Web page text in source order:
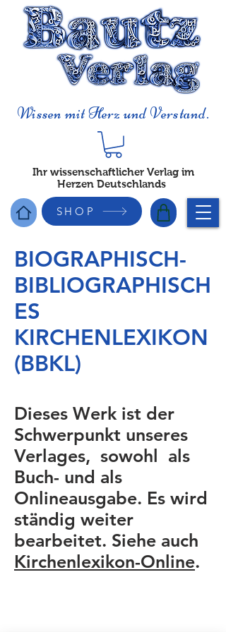
Wissen mit Herz und Verstand.
Ihr wissenschaftlicher Verlag im
Herzen Deutschlands
SHOP
BIOGRAPHISCH-
BIBLIOGRAPHISCH
ES
KIRCHENLEXIKON
(BBKL)
Dieses Werk ist der
Schwerpunkt unseres
Verlages, sowohl als
Buch- und als
Onlineausgabe. Es wird
ständig weiter
bearbeitet. Siehe auch
Kirchenlexikon-Online.